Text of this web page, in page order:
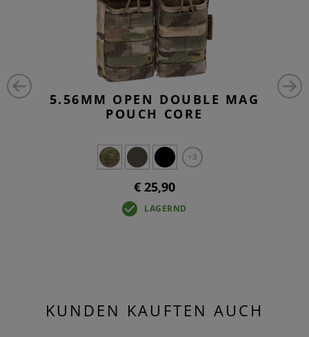
5.56MM OPEN DOUBLE MAG
POUCH CORE
+3
€ 25,90
LAGERND
KUNDEN KAUFTEN AUCH